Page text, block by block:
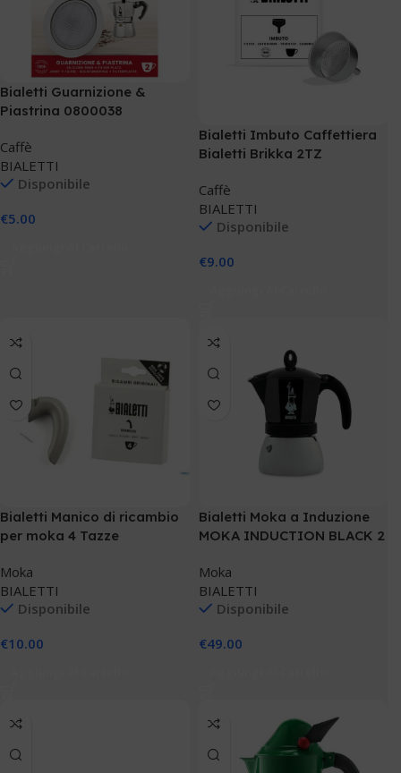
Bialetti Guarnizione &
Piastrina 0800038
Caffè
BIALETTI
Disponibile
€5.00
Bialetti Imbuto Caffettiera
Bialetti Brikka 2TZ
Caffè
BIALETTI
Disponibile
€9.00
Bialetti Manico di ricambio
per moka 4 Tazze
Moka
BIALETTI
Disponibile
€10.00
Bialetti Moka a Induzione
MOKA INDUCTION BLACK 2
Moka
BIALETTI
Disponibile
€49.00